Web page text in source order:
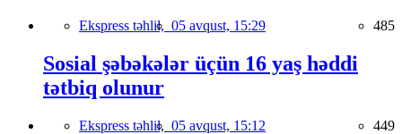
Ekspress təhlil, 05 avqust, 15:29 485
Sosial şəbəkələr üçün 16 yaş həddi
tətbiq olunur
Ekspress təhlil, 05 avqust, 15:12 449